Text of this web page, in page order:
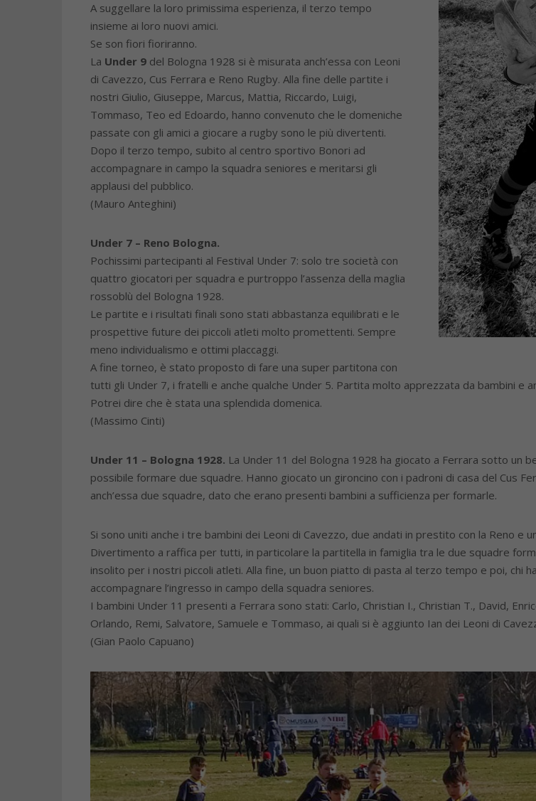
A suggellare la loro primissima esperienza, il terzo tempo
insieme ai loro nuovi amici.
Se son fiori fioriranno.
La Under 9 del Bologna 1928 si è misurata anch’essa con Leoni
di Cavezzo, Cus Ferrara e Reno Rugby. Alla fine delle partite i
nostri Giulio, Giuseppe, Marcus, Mattia, Riccardo, Luigi,
Tommaso, Teo ed Edoardo, hanno convenuto che le domeniche
passate con gli amici a giocare a rugby sono le più divertenti.
Dopo il terzo tempo, subito al centro sportivo Bonori ad
accompagnare in campo la squadra seniores e meritarsi gli
applausi del pubblico.
(Mauro Anteghini)
Under 7 – Reno Bologna.
Pochissimi partecipanti al Festival Under 7: solo tre società con
quattro giocatori per squadra e purtroppo l’assenza della maglia
rossoblù del Bologna 1928.
Le partite e i risultati finali sono stati abbastanza equilibrati e le
prospettive future dei piccoli atleti molto promettenti. Sempre
meno individualismo e ottimi placcaggi.
A fine torneo, è stato proposto di fare una super partitona con
tutti gli Under 7, i fratelli e anche qualche Under 5. Partita molto apprezzata da bambini e
Potrei dire che è stata una splendida domenica.
(Massimo Cinti)
Under 11 – Bologna 1928. La Under 11 del Bologna 1928 ha giocato a Ferrara sotto un
possibile formare due squadre. Hanno giocato un gironcino con i padroni di casa del Cus
anch’essa due squadre, dato che erano presenti bambini a sufficienza per formarle.
Si sono uniti anche i tre bambini dei Leoni di Cavezzo, due andati in prestito con la Reno e
Divertimento a raffica per tutti, in particolare la partitella in famiglia tra le due squadre
insolito per i nostri piccoli atleti. Alla fine, un buon piatto di pasta al terzo tempo e poi, chi
accompagnare l’ingresso in campo della squadra seniores.
I bambini Under 11 presenti a Ferrara sono stati: Carlo, Christian I., Christian T., David,
Orlando, Remi, Salvatore, Samuele e Tommaso, ai quali si è aggiunto Ian dei Leoni di
(Gian Paolo Capuano)